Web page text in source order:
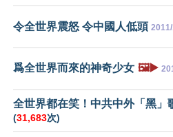
令全世界震怒 令中國人低頭
爲全世界而來的神奇少女 🖼️▶️
全世界都在笑！中共中外「黑」
(31,683次)